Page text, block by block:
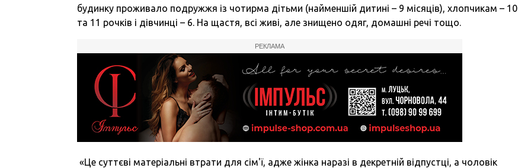
будинку проживало подружжя із чотирма дітьми (найменшій дитині – 9 місяців), хлопчикам – 10
та 11 рочків і дівчинці – 6. На щастя, всі живі, але знищено одяг, домашні речі тощо.
РЕКЛАМА
«Це суттєві матеріальні втрати для сім'ї, адже жінка наразі в декретній відпустці, а чоловік